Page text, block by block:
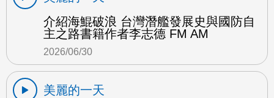
介紹海鯤破浪 台灣潛艦發展史與國防自
主之路書籍作者李志德 FM AM
2026/06/30
美麗的一天